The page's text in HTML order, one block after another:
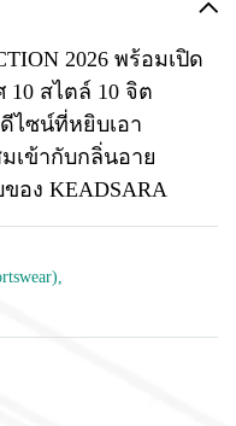
2026 พร้อมเปิด
10 สไตล์ 10 จิต
ซน์ที่หยิบเอา
เข้ากับกลิ่นอาย
อง KEADSARA
,